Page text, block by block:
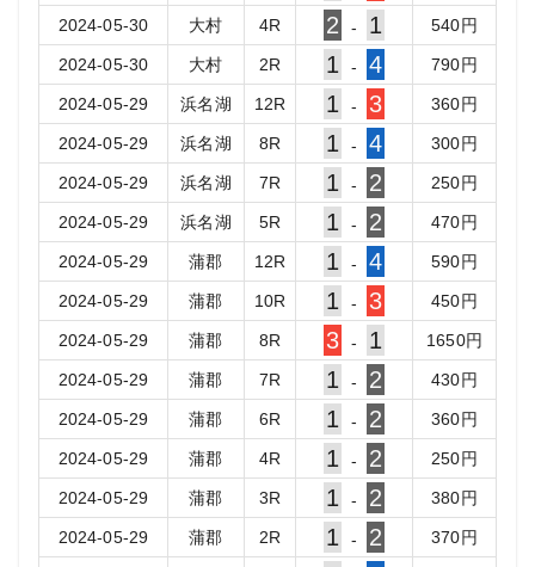
2024-05-30 大村 4R 2 - 1 540円
2024-05-30 大村 2R 1 - 4 790円
2024-05-29 浜名湖 12R 1 - 3 360円
2024-05-29 浜名湖 8R 1 - 4 300円
2024-05-29 浜名湖 7R 1 - 2 250円
2024-05-29 浜名湖 5R 1 - 2 470円
2024-05-29 蒲郡 12R 1 - 4 590円
2024-05-29 蒲郡 10R 1 - 3 450円
2024-05-29 蒲郡 8R 3 - 1 1650円
2024-05-29 蒲郡 7R 1 - 2 430円
2024-05-29 蒲郡 6R 1 - 2 360円
2024-05-29 蒲郡 4R 1 - 2 250円
2024-05-29 蒲郡 3R 1 - 2 380円
2024-05-29 蒲郡 2R 1 - 2 370円